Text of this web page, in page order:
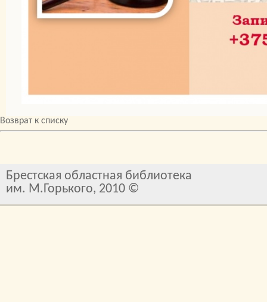
Возврат к списку
Брестская областная библиотека
им. М.Горького, 2010 ©